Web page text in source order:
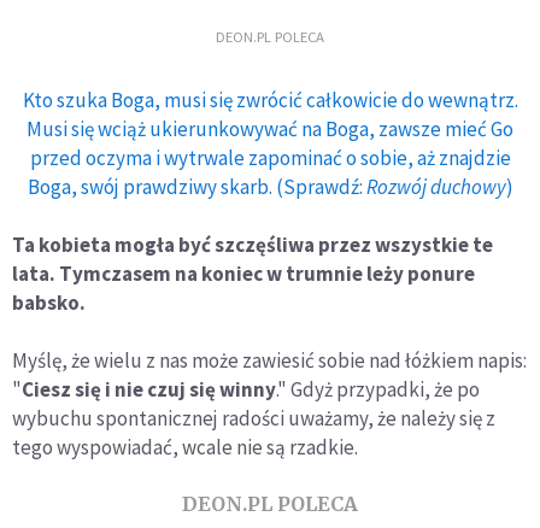
DEON.PL POLECA
Kto szuka Boga, musi się zwrócić całkowicie do wewnątrz.
Musi się wciąż ukierunkowywać na Boga, zawsze mieć Go
przed oczyma i wytrwale zapominać o sobie, aż znajdzie
Boga, swój prawdziwy skarb. (Sprawdź:Rozwój duchowy)
Ta kobieta mogła być szczęśliwa przez wszystkie te
lata. Tymczasem na koniec w trumnie leży ponure
babsko.
Myślę, że wielu z nas może zawiesić sobie nad łóżkiem napis:
"Ciesz się i nie czuj się winny." Gdyż przypadki, że po
wybuchu spontanicznej radości uważamy, że należy się z
tego wyspowiadać, wcale nie są rzadkie.
DEON.PL POLECA